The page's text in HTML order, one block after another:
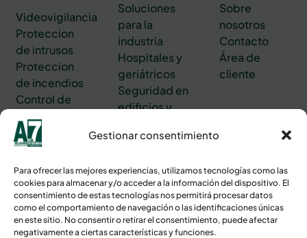
Gestionar consentimiento
Para ofrecer las mejores experiencias, utilizamos tecnologías como las
cookies para almacenar y/o acceder a la información del dispositivo. El
consentimiento de estas tecnologías nos permitirá procesar datos
como el comportamiento de navegación o las identificaciones únicas
en este sitio. No consentir o retirar el consentimiento, puede afectar
negativamente a ciertas características y funciones.
Videovigilancia
Proteccion
de intrusos
Proteccion
de incendios
Control de
accesos
Central de
alarmas
Servicios de
asistenciales
Ver
proyectos
Tienda
Soluciones
para la
industria
Hospitales y
geriátricos
Seguridad en
edificios y
Sobre
nosotros
Contacto
Área de
cliente